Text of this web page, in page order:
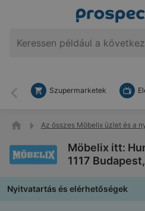
Vissza
Szupermarketek
Az összes Möbelix üzlet és a
Möbelix itt:
1117
Nyitvatartás és elérhetőségek